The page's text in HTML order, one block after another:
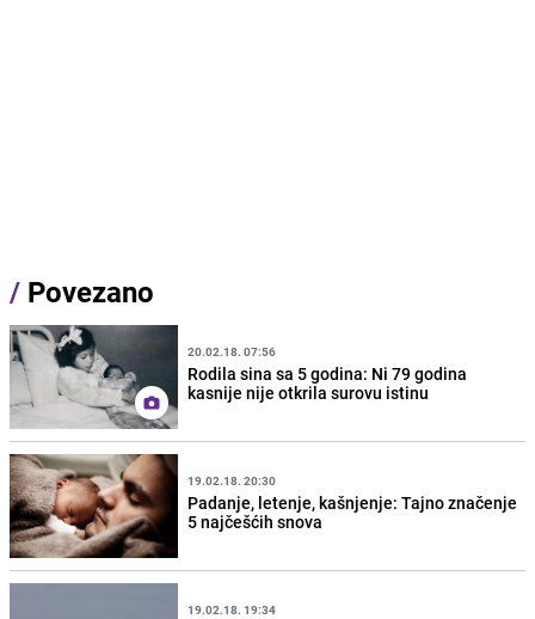
/ Povezano
20.02.18. 07:56
Rodila sina sa 5 godina: Ni 79 godina
kasnije nije otkrila surovu istinu
19.02.18. 20:30
Padanje, letenje, kašnjenje: Tajno značenje
5 najčešćih snova
19.02.18. 19:34